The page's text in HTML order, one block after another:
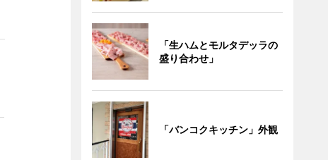
「生ハムとモルタデッラの
盛り合わせ」
「バンコクキッチン」外観